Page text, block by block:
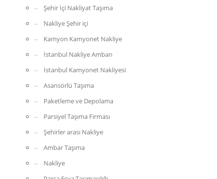
Şehir İçi Nakliyat Taşıma
Nakliye Şehir içi
Kamyon Kamyonet Nakliye
İstanbul Nakliye Ambarı
İstanbul Kamyonet Nakliyesi
Asansörlü Taşıma
Paketleme ve Depolama
Parsiyel Taşıma Firması
Şehirler arası Nakliye
Ambar Taşıma
Nakliye